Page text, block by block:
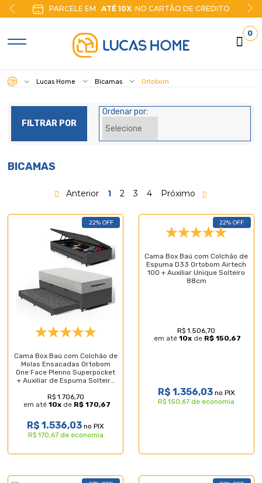
PARCELE EM ATÉ 10X NO CARTÃO DE CŔEDITO
0
Lucas Home Bicamas Ortobom
FILTRAR POR
Ordenar por:
BICAMAS
Anterior 1 2 3 4 Próximo
22% OFF
Cama Box Baú com Colchão de
Molas Ensacadas Ortobom
One Face Plenno Superpocket
+ Auxiliar de Espuma Solteiro
R$ 1.706,70
em até 10xde R$ 170,67
R$ 1.536,03 no PIX
R$ 170,67 de economia
22% OFF
Cama Box Baú com Colchão de
Espuma D33 Ortobom Airtech
100 + Auxiliar Unique Solteiro
88cm
R$ 1.506,70
em até10x de R$ 150,67
R$ 1.356,03no PIX
R$ 150,67 de economia